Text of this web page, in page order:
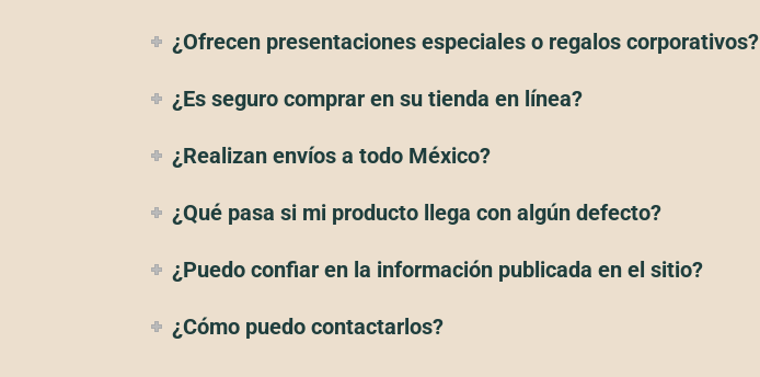
¿Ofrecen presentaciones especiales o regalos corporativos?
¿Es seguro comprar en su tienda en línea?
¿Realizan envíos a todo México?
¿Qué pasa si mi producto llega con algún defecto?
¿Puedo confiar en la información publicada en el sitio?
¿Cómo puedo contactarlos?